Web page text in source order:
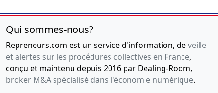
Qui sommes-nous?
Repreneurs.com est un service d'information, deveille
et alertes sur les procédures collectives en France,
conçu et maintenu depuis 2016 par Dealing-Room,
broker M&A spécialisé dans l'économie numérique.